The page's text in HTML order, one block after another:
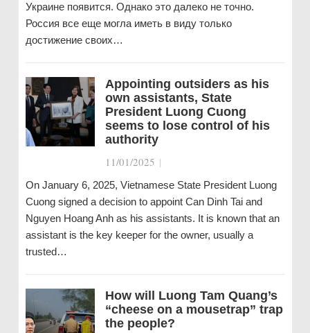
Украине появится. Однако это далеко не точно.
Россия все еще могла иметь в виду только
достижение своих…
Appointing outsiders as his
own assistants, State
President Luong Cuong
seems to lose control of his
authority
11/01/2025 |
On January 6, 2025, Vietnamese State President Luong
Cuong signed a decision to appoint Can Dinh Tai and
Nguyen Hoang Anh as his assistants. It is known that an
assistant is the key keeper for the owner, usually a
trusted…
How will Luong Tam Quang’s
“cheese on a mousetrap” trap
the people?